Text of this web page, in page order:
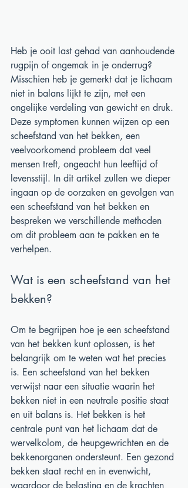
Heb je ooit last gehad van aanhoudende
rugpijn of ongemak in je onderrug?
Misschien heb je gemerkt dat je lichaam
niet in balans lijkt te zijn, met een
ongelijke verdeling van gewicht en druk.
Deze symptomen kunnen wijzen op een
scheefstand van het bekken, een
veelvoorkomend probleem dat veel
mensen treft, ongeacht hun leeftijd of
levensstijl. In dit artikel zullen we dieper
ingaan op de oorzaken en gevolgen van
een scheefstand van het bekken en
bespreken we verschillende methoden
om dit probleem aan te pakken en te
verhelpen.
Wat is een scheefstand van het
bekken?
Om te begrijpen hoe je een scheefstand
van het bekken kunt oplossen, is het
belangrijk om te weten wat het precies
is. Een scheefstand van het bekken
verwijst naar een situatie waarin het
bekken niet in een neutrale positie staat
en uit balans is. Het bekken is het
centrale punt van het lichaam dat de
wervelkolom, de heupgewrichten en de
bekkenorganen ondersteunt. Een gezond
bekken staat recht en in evenwicht,